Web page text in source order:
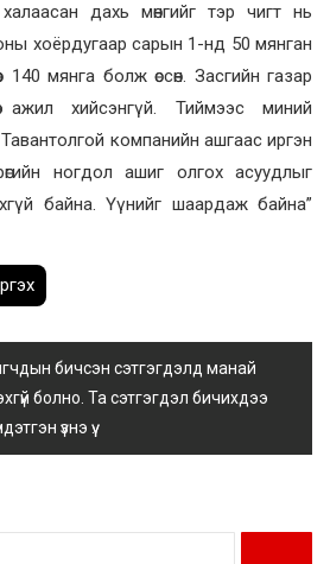
халаасан дахь мөнгийг тэр чигт нь
хоёрдугаар сарын 1-нд 50 мянган
140 мянга болж өссөн. Засгийн газар
ажил хийсэнгүй. Тиймээс миний
компанийн ашгаас иргэн
ногдол ашиг олгох асуудлыг
байна. Үүнийг шаардаж байна”
бичсэн сэтгэгдэлд манай
болно. Та сэтгэгдэл бичихдээ
үзнэ үү.